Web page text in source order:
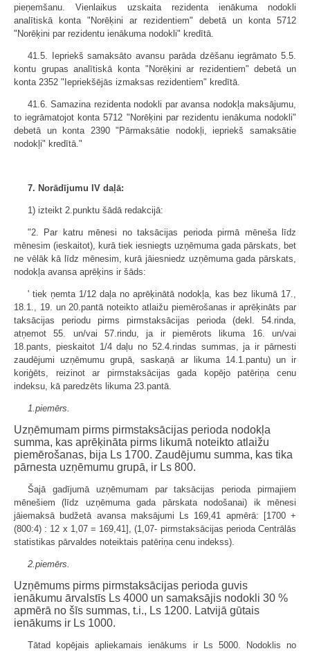
pieņemšanu. Vienlaikus uzskaita rezidenta ienākuma nodokli
analītiskā konta "Norēķini ar rezidentiem" debetā un konta 5712
"Norēķini par rezidentu ienākuma nodokli" kredītā.
41.5. Iepriekš samaksāto avansu parāda dzēšanu iegrāmato 5.5.
kontu grupas analītiskā konta "Norēķini ar rezidentiem" debetā un
konta 2352 "Iepriekšējās izmaksas rezidentiem" kredītā.
41.6. Samazina rezidenta nodokli par avansa nodokļa maksājumu,
to iegrāmatojot konta 5712 "Norēķini par rezidentu ienākuma nodokli"
debetā un konta 2390 "Pārmaksātie nodokļi, iepriekš samaksātie
nodokļi" kredītā."
7. Norādījumu IV daļā:
1) izteikt 2.punktu šādā redakcijā:
"2. Par katru mēnesi no taksācijas perioda pirmā mēneša līdz
mēnesim (ieskaitot), kurā tiek iesniegts uzņēmuma gada pārskats, bet
ne vēlāk kā līdz mēnesim, kurā jāiesniedz uzņēmuma gada pārskats,
nodokļa avansa aprēķins ir šāds:
' tiek ņemta 1/12 daļa no aprēķinātā nodokļa, kas bez likumā 17.,
18.1., 19. un 20.pantā noteikto atlaižu piemērošanas ir aprēķināts par
taksācijas periodu pirms pirmstaksācijas perioda (dekl. 54.rinda,
atņemot 55. un/vai 57.rindu, ja ir piemērots likuma 16. un/vai
18.pants, pieskaitot 1/4 daļu no 52.4.rindas summas, ja ir pārnesti
zaudējumi uzņēmumu grupā, saskaņā ar likuma 14.1.pantu) un ir
koriģēts, reizinot ar pirmstaksācijas gada kopējo patēriņa cenu
indeksu, kā paredzēts likuma 23.pantā.
1.piemērs.
Uzņēmumam pirms pirmstaksācijas perioda nodokļa
summa, kas aprēķināta pirms likumā noteikto atlaižu
piemērošanas, bija Ls 1700. Zaudējumu summa, kas tika
pārnesta uzņēmumu grupā, ir Ls 800.
Šajā gadījumā uzņēmumam par taksācijas perioda pirmajiem
mēnešiem (līdz uzņēmuma gada pārskata nodošanai) ik mēnesi
jāiemaksā budžetā avansa maksājumi Ls 169,41 apmērā: [1700 +
(800:4) : 12 x 1,07 = 169,41], (1,07- pirmstaksācijas perioda Centrālās
statistikas pārvaldes noteiktais patēriņa cenu indekss).
2.piemērs.
Uzņēmums pirms pirmstaksācijas perioda guvis
ienākumu ārvalstīs Ls 4000 un samaksājis nodokli 30 %
apmērā no šīs summas, t.i., Ls 1200. Latvijā gūtais
ienākums ir Ls 1000.
Tātad kopējais apliekamais ienākums ir Ls 5000. Nodoklis no